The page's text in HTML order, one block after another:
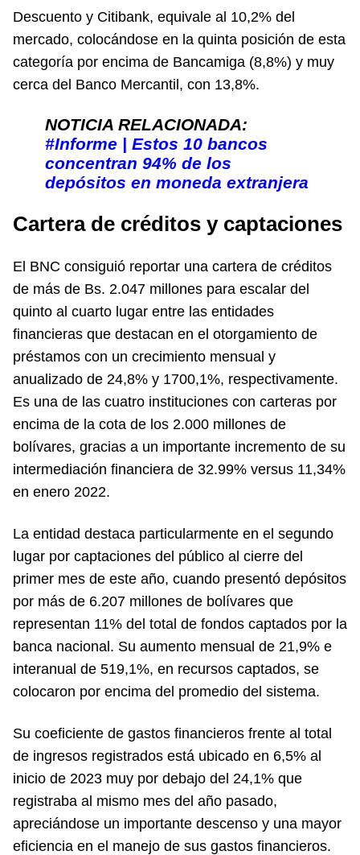
Descuento y Citibank, equivale al 10,2% del
mercado, colocándose en la quinta posición de esta
categoría por encima de Bancamiga (8,8%) y muy
cerca del Banco Mercantil, con 13,8%.
NOTICIA RELACIONADA:
#Informe | Estos 10 bancos
concentran 94% de los
depósitos en moneda extranjera
Cartera de créditos y captaciones
El BNC consiguió reportar una cartera de créditos
de más de Bs. 2.047 millones para escalar del
quinto al cuarto lugar entre las entidades
financieras que destacan en el otorgamiento de
préstamos con un crecimiento mensual y
anualizado de 24,8% y 1700,1%, respectivamente.
Es una de las cuatro instituciones con carteras por
encima de la cota de los 2.000 millones de
bolívares, gracias a un importante incremento de su
intermediación financiera de 32.99% versus 11,34%
en enero 2022.
La entidad destaca particularmente en el segundo
lugar por captaciones del público al cierre del
primer mes de este año, cuando presentó depósitos
por más de 6.207 millones de bolívares que
representan 11% del total de fondos captados por la
banca nacional. Su aumento mensual de 21,9% e
interanual de 519,1%, en recursos captados, se
colocaron por encima del promedio del sistema.
Su coeficiente de gastos financieros frente al total
de ingresos registrados está ubicado en 6,5% al
inicio de 2023 muy por debajo del 24,1% que
registraba al mismo mes del año pasado,
apreciándose un importante descenso y una mayor
eficiencia en el manejo de sus gastos financieros.